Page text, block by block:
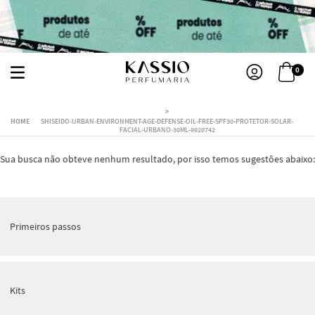
0
SHISEIDO-URBAN-ENVIRONMENT-AGE-DEFENSE-OIL-FREE-SPF30-PROTETOR-SOLAR-
FACIAL-URBANO-30ML-9920742
Sua busca não obteve nenhum resultado, por isso temos sugestões abaixo:
Primeiros passos
Kits